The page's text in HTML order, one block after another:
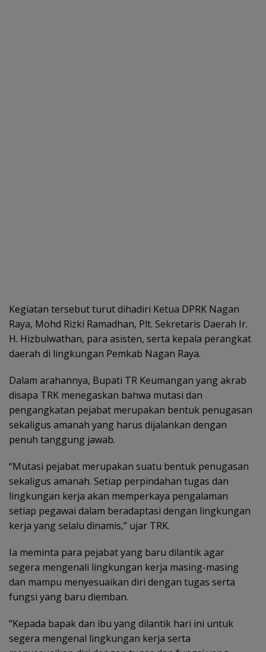
Kegiatan tersebut turut dihadiri Ketua DPRK Nagan
Raya, Mohd Rizki Ramadhan, Plt. Sekretaris Daerah Ir.
H. Hizbulwathan, para asisten, serta kepala perangkat
daerah di lingkungan Pemkab Nagan Raya.
Dalam arahannya, Bupati TR Keumangan yang akrab
disapa TRK menegaskan bahwa mutasi dan
pengangkatan pejabat merupakan bentuk penugasan
sekaligus amanah yang harus dijalankan dengan
penuh tanggung jawab.
“Mutasi pejabat merupakan suatu bentuk penugasan
sekaligus amanah. Setiap perpindahan tugas dan
lingkungan kerja akan memperkaya pengalaman
setiap pegawai dalam beradaptasi dengan lingkungan
kerja yang selalu dinamis,” ujar TRK.
Ia meminta para pejabat yang baru dilantik agar
segera mengenali lingkungan kerja masing-masing
dan mampu menyesuaikan diri dengan tugas serta
fungsi yang baru diemban.
“Kepada bapak dan ibu yang dilantik hari ini untuk
segera mengenal lingkungan kerja serta